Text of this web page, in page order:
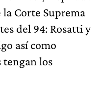
Corte Suprema
del 94: Rosatti y
así como
tengan los